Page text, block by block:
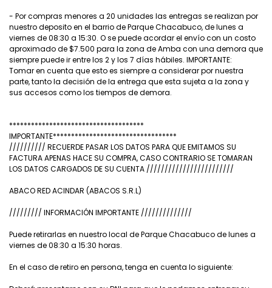
- Por compras menores a 20 unidades las entregas se realizan por
nuestro deposito en el barrio de Parque Chacabuco, de lunes a
viernes de 08:30 a 15:30. O se puede acordar el envío con un costo
aproximado de $7.500 para la zona de Amba con una demora que
siempre puede ir entre los 2 y los 7 días hábiles. IMPORTANTE:
Tomar en cuenta que esto es siempre a considerar por nuestra
parte, tanto la decisión de la entrega que esta sujeta a la zona y
sus accesos como los tiempos de demora.
*************************************
IMPORTANTE**********************************
////////// RECUERDE PASAR LOS DATOS PARA QUE EMITAMOS SU
FACTURA APENAS HACE SU COMPRA, CASO CONTRARIO SE TOMARAN
LOS DATOS CARGADOS DE SU CUENTA ////////////////////////
ABACO RED ACINDAR (ABACOS S.R.L)
///////// INFORMACIÓN IMPORTANTE //////////////
Puede retirarlas en nuestro local de Parque Chacabuco de lunes a
viernes de 08:30 a 15:30 horas.
En el caso de retiro en persona, tenga en cuenta lo siguiente: